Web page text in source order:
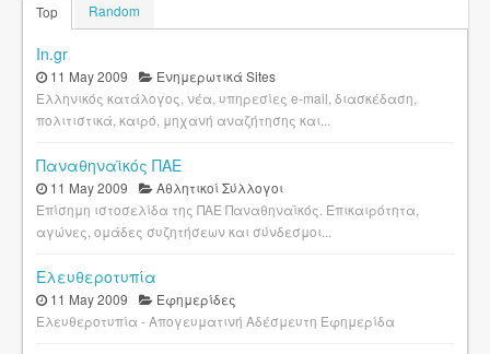
Top Random
In.gr
11 May 2009
Ενημερωτικά Sites
Ελληνικός κατάλογος, νέα, υπηρεσίες e-mail, διασκέδαση,
πολιτιστικά, καιρό, μηχανή αναζήτησης και...
Παναθηναϊκός ΠΑΕ
11 May 2009
Αθλητικοί Σύλλογοι
Επίσημη ιστοσελίδα της ΠΑΕ Παναθηναϊκός. Επικαιρότητα,
αγώνες, ομάδες συζητήσεων και σύνδεσμοι...
Ελευθεροτυπία
11 May 2009
Εφημερίδες
Ελευθεροτυπία - Απογευματινή Αδέσμευτη Εφημερίδα